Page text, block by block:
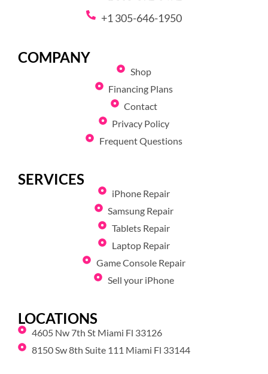
+1 305-646-1950
COMPANY
Shop
Financing Plans
Contact
Privacy Policy
Frequent Questions
SERVICES
iPhone Repair
Samsung Repair
Tablets Repair
Laptop Repair
Game Console Repair
Sell your iPhone
LOCATIONS
4605 Nw 7th St Miami Fl 33126
8150 Sw 8th Suite 111 Miami Fl 33144